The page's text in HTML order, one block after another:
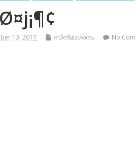
13, 2017 സിനിമാഗാനം No